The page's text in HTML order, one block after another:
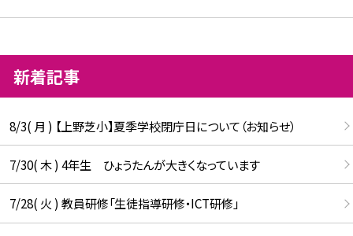
新着記事
8/3( 月 ) 【上野芝小】夏季学校閉庁日について（お知らせ）
7/30( 木 ) 4年生 ひょうたんが大きくなっています
7/28( 火 ) 教員研修「生徒指導研修・ICT研修」